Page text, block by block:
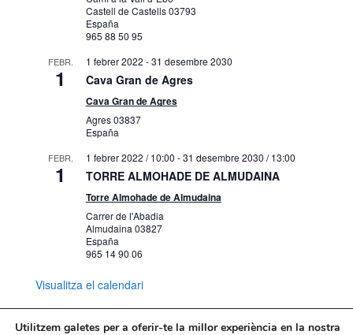
Castell de Castells03793
España
965 88 50 95
FEBR.
1
1 febrer 2022 -31 desembre 2030
Cava Gran de Agres
Cava Gran de Agres
Agres03837
España
FEBR.
1
1 febrer 2022 / 10:00 -31 desembre 2030 / 13:00
TORRE ALMOHADE DE ALMUDAINA
Torre Almohade de Almudaina
Carrer de l'Abadia
Almudaina 03827
España
965 14 90 06
Visualitza el calendari
Utilitzem galetes per a oferir-te la millor experiència en la nostra